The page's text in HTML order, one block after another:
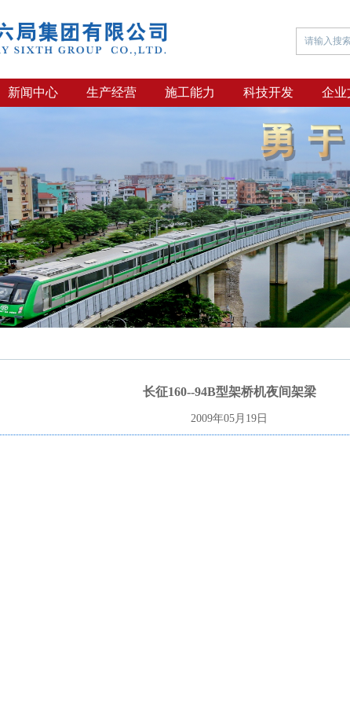
新闻中心 生产经营 施工能力 科技开发 企业
长征160--94B型架桥机夜间架梁
2009年05月19日